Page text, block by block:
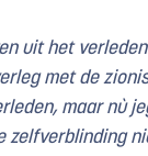
uit het
met de
maar nù
zelfverblinding